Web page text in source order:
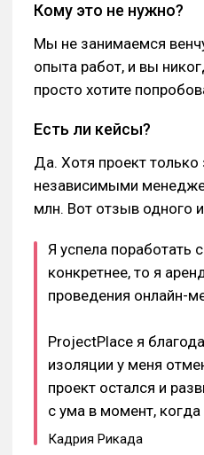
Кому это не нужно?
Мы не занимаемся
опыта работ, и вы
просто хотите
Есть ли кейсы?
Да. Хотя проект только
независимыми
млн. Вот отзыв одного
Я успела поработать
конкретнее, то я
проведения онлайн-
ProjectPlace я
изоляции у меня
проект остался и
с ума в момент,
Кадрия Рикада